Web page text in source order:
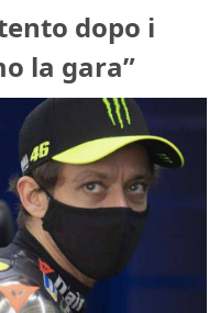
dopo i
la gara”